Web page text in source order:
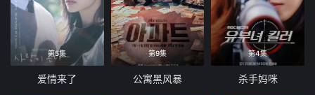
第5集
爱情来了
第9集
公寓黑风暴
第4集
杀手妈咪